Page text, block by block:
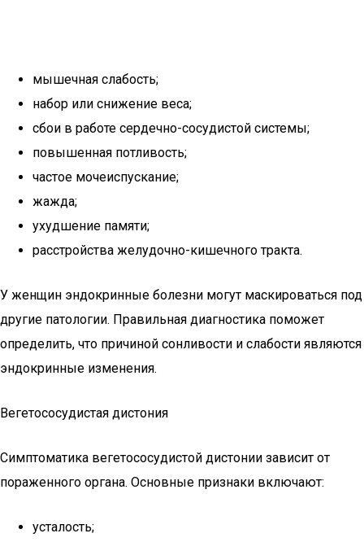
мышечная слабость;
набор или снижение веса;
сбои в работе сердечно-сосудистой системы;
повышенная потливость;
частое мочеиспускание;
жажда;
ухудшение памяти;
расстройства желудочно-кишечного тракта.
У женщин эндокринные болезни могут маскироваться под
другие патологии. Правильная диагностика поможет
определить, что причиной сонливости и слабости являются
эндокринные изменения.
Вегетососудистая дистония
Симптоматика вегетососудистой дистонии зависит от
пораженного органа. Основные признаки включают:
усталость;